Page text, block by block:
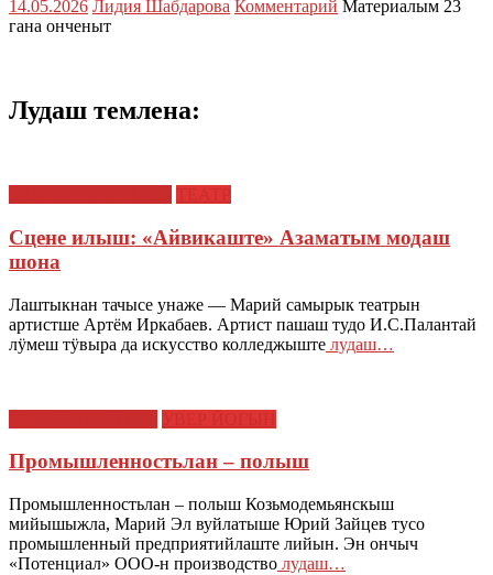
14.05.2026 Лидия Шабдарова Комментарий Материалым 23
гана онченыт
Лудаш темлена:
Сцене илыш: «Айвикаште» Азаматым модаш
шона
Лаштыкнан тачысе унаже — Марий самырык театрын
артистше Артём Иркабаев. Артист пашаш тудо И.С.Палантай
лӱмеш тӱвыра да искусство колледжыште лудаш…
Промышленностьлан – полыш
Промышленностьлан – полыш Козьмодемьянскыш
мийышыжла, Марий Эл вуйлатыше Юрий Зайцев тусо
промышленный предприятийлаште лийын. Эн ончыч
«Потенциал» ООО-н производство лудаш…